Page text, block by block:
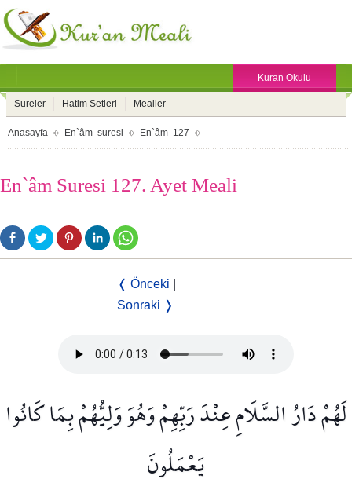
Kuran Okulu
Sureler Hatim Setleri Mealler
Anasayfa En`âm suresi En`âm 127
En`âm Suresi 127. Ayet Meali
❬ Önceki
Sonraki ❭
لَهُمْ دَارُ السَّلَامِ عِنْدَ رَبِّهِمْ وَهُوَ وَلِيُّهُمْ بِمَا كَانُوا
يَعْمَلُونَ